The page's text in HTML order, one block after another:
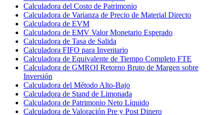
Calculadora del Costo de Patrimonio
Calculadora de Varianza de Precio de Material Directo
Calculadora de EVM
Calculadora de EMV Valor Monetario Esperado
Calculadora de Tasa de Salida
Calculadora FIFO para Inventario
Calculadora de Equivalente de Tiempo Completo FTE
Calculadora de GMROI Retorno Bruto de Margen sobre
Inversión
Calculadora del Método Alto-Bajo
Calculadora de Stand de Limonada
Calculadora de Patrimonio Neto Líquido
Calculadora de Valoración Pre y Post Dinero